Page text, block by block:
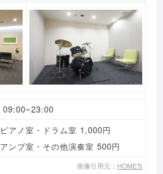
09:00~23:00
ピアノ室・ドラム室 1,000円
アンプ室・その他演奏室 500円
画像引用元： HOME’S